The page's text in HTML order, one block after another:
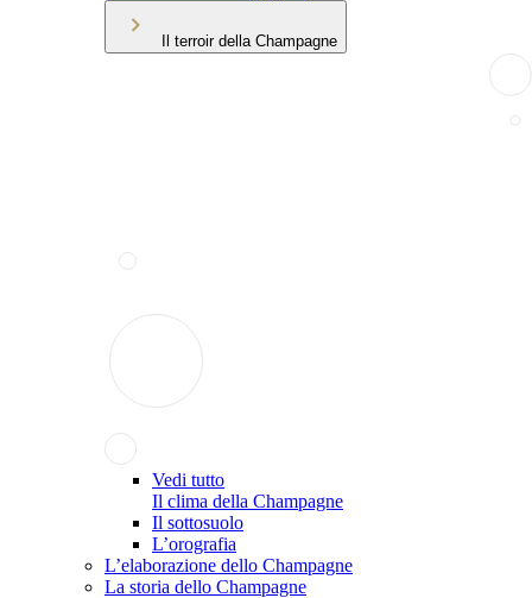
Il terroir della Champagne
Vedi tutto
Il clima della Champagne
Il sottosuolo
L’orografia
L’elaborazione dello Champagne
La storia dello Champagne